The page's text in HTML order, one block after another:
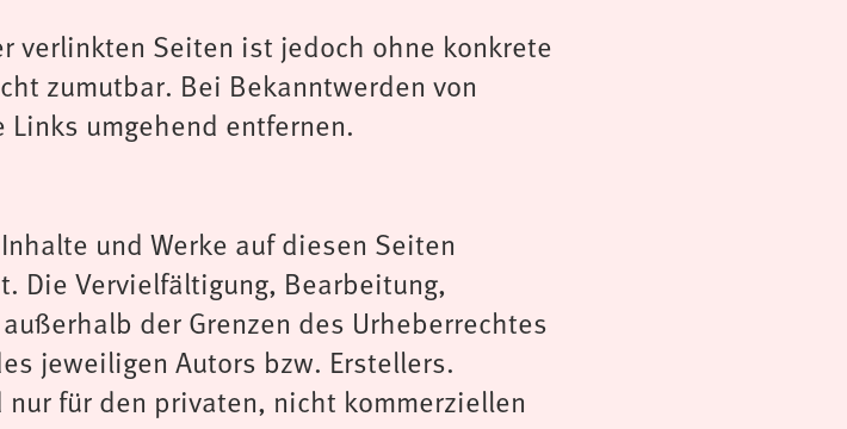
verlinkten Seiten ist jedoch ohne konkrete
zumutbar. Bei Bekanntwerden von
umgehend entfernen.
und Werke auf diesen Seiten
Die Vervielfältigung, Bearbeitung,
der Grenzen des Urheberrechtes
jeweiligen Autors bzw. Erstellers.
für den privaten, nicht kommerziellen